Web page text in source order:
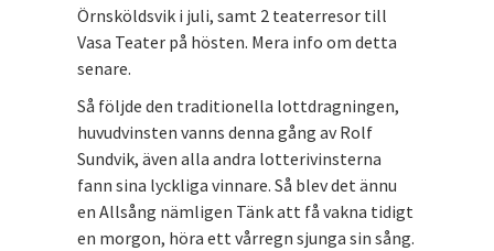
Örnsköldsvik i juli, samt 2 teaterresor till
Vasa Teater på hösten. Mera info om detta
senare.
Så följde den traditionella lottdragningen,
huvudvinsten vanns denna gång av Rolf
Sundvik, även alla andra lotterivinsterna
fann sina lyckliga vinnare. Så blev det ännu
en Allsång nämligen Tänk att få vakna tidigt
en morgon, höra ett vårregn sjunga sin sång.